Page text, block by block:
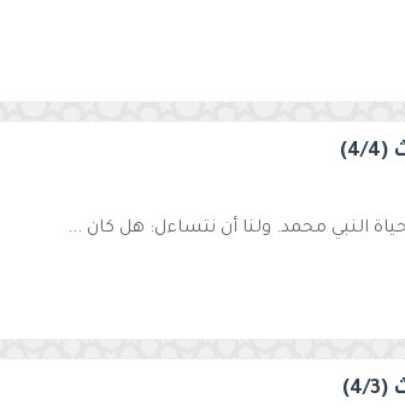
4)
النبي محمد. ولنا أن نتساءل: هل كان ...
3)